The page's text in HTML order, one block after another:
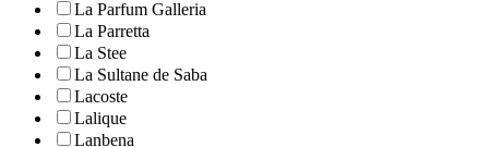
La Parfum Galleria
La Parretta
La Stee
La Sultane de Saba
Lacoste
Lalique
Lanbena